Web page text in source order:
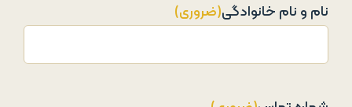
نام و نام خانوادگی(ضروری)